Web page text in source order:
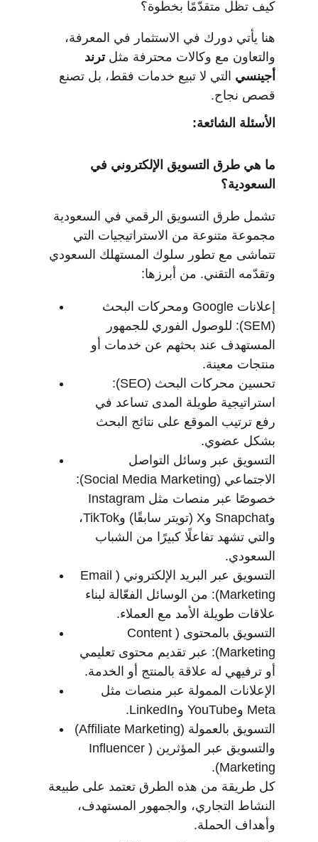
كيف تظل متقدّمًا بخطوة؟
هنا يأتي دورك في الاستثمار في المعرفة،
والتعاون مع وكالات محترفة مثل ترند
أجينسي التي لا تبيع خدمات فقط، بل تصنع
قصص نجاح.
الأسئلة الشائعة:
ما هي طرق التسويق الإلكتروني في
السعودية؟
تشمل طرق التسويق الرقمي في السعودية
مجموعة متنوعة من الاستراتيجيات التي
تتماشى مع تطور سلوك المستهلك السعودي
وتقدّمه التقني. من أبرزها:
إعلانات Google ومحركات البحث
(SEM): للوصول الفوري للجمهور
المستهدف عند بحثهم عن خدمات أو
منتجات معينة.
تحسين محركات البحث (SEO):
استراتيجية طويلة المدى تساعد في
رفع ترتيب الموقع على نتائج البحث
بشكل عضوي.
التسويق عبر وسائل التواصل
الاجتماعي (Social Media Marketing):
وSnapchat وX (تويتر سابقًا) وTikTok،
والتي تشهد تفاعلًا كبيرًا من الشباب
السعودي.
التسويق عبر البريد الإلكتروني (Email
Marketing): من الوسائل الفعّالة لبناء
علاقات طويلة الأمد مع العملاء.
التسويق بالمحتوى (Content
Marketing): عبر تقديم محتوى تعليمي
أو ترفيهي له علاقة بالمنتج أو الخدمة.
الإعلانات الممولة عبر منصات مثل
Meta وYouTube وLinkedIn.
التسويق بالعمولة (Affiliate Marketing)
والتسويق عبر المؤثرين (Influencer
Marketing).
كل طريقة من هذه الطرق تعتمد على طبيعة
النشاط التجاري، والجمهور المستهدف،
وأهداف الحملة.